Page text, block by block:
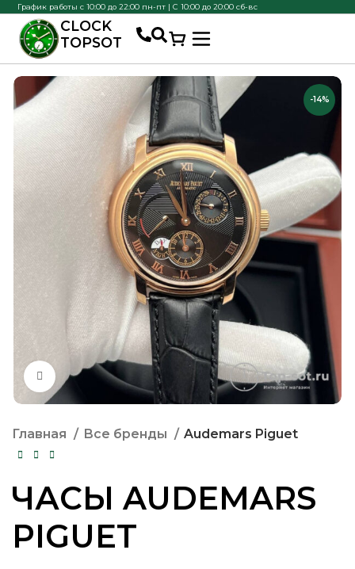
График работы с 10:00 до 22:00 пн-пт | С 10:00 до 20:00 сб-вс
CLOCK
TOPSOT
-14%
Нажмите, чтобы увеличить
Главная Все бренды Audemars Piguet
ЧАСЫ AUDEMARS
PIGUET